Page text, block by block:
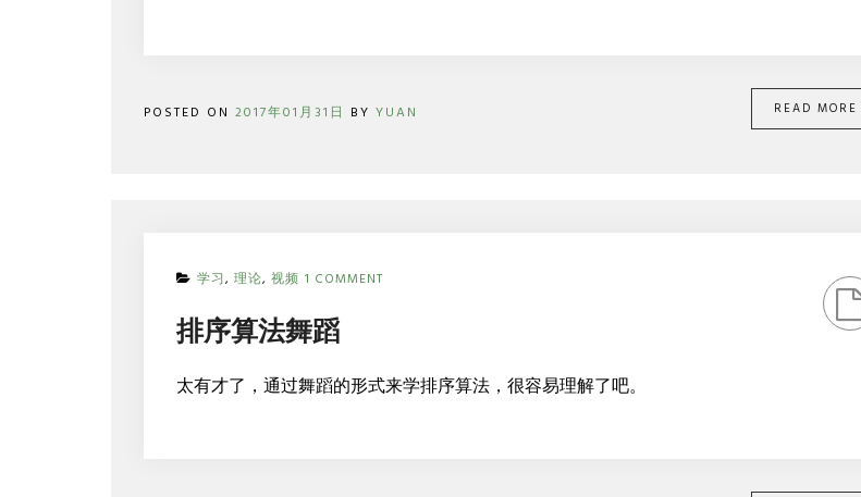
POSTED ON 2017年01月31日 BY YUAN READ MORE
学习, 理论, 视频 1 COMMENTON
舞
蹈
排序算法舞蹈
太有才了，通过舞蹈的形式来学排序算法，很容易理解了吧。